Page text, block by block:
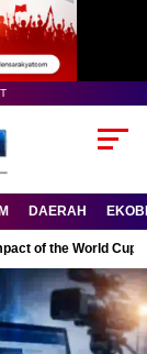
DAERAH
of the World Cup